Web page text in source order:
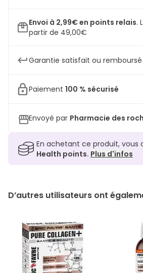
Envoi à 2,99€ en points relais.
partir de 49,00€
Garantie satisfait ou remboursé
Paiement 100 % sécurisé
Envoyé par Pharmacie des
En achetant ce produit, vous
Health points. Plus d'infos
D’autres utilisateurs ont